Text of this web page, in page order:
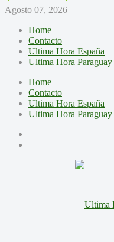
Agosto 07, 2026
Home
Contacto
Ultima Hora España
Ultima Hora Paraguay
Home
Contacto
Ultima Hora España
Ultima Hora Paraguay